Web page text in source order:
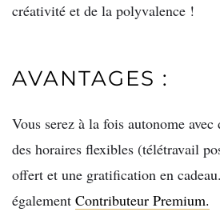
créativité et de la polyvalence !
AVANTAGES :
Vous serez à la fois autonome
des horaires flexibles (télétravail
offert et une gratification en
également Contributeur Premium.